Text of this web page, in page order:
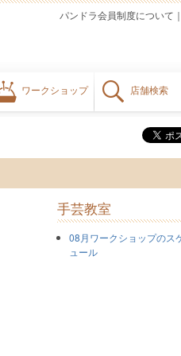
ワークショップ 店舗検索
｜
パンドラ会員制度について
手芸教室
08月ワークショップのス
ュール